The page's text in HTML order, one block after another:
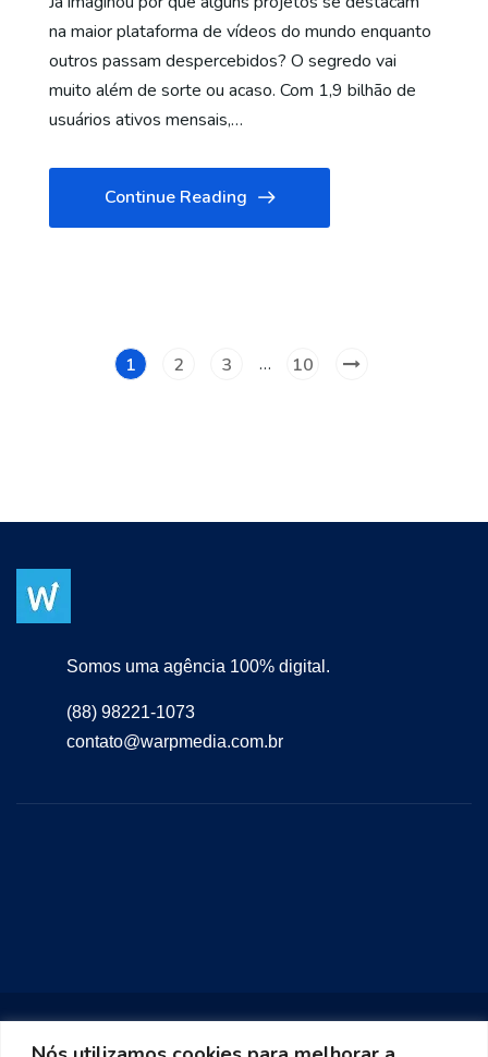
na maior plataforma de vídeos do mundo enquanto
outros passam despercebidos? O segredo vai
muito além de sorte ou acaso. Com 1,9 bilhão de
usuários ativos mensais,…
Continue Reading
1 2 3 … 10
Somos uma agência 100% digital.
(88) 98221-1073
contato@warpmedia.com.br